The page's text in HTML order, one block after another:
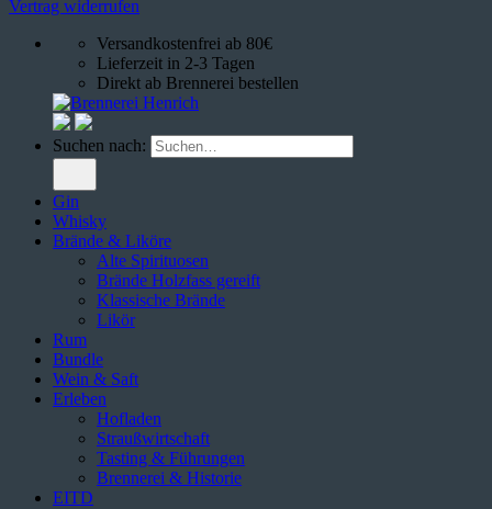
Vertrag widerrufen
Versandkostenfrei ab 80€
Lieferzeit in 2-3 Tagen
Direkt ab Brennerei bestellen
Suchen nach:
Gin
Whisky
Brände & Liköre
Alte Spirituosen
Brände Holzfass gereift
Klassische Brände
Likör
Rum
Bundle
Wein & Saft
Erleben
Hofladen
Straußwirtschaft
Tasting & Führungen
Brennerei & Historie
EITD